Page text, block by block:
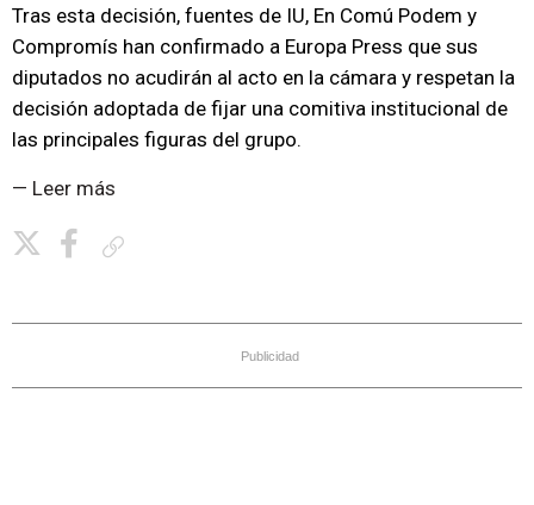
Tras esta decisión, fuentes de IU, En Comú Podem y
Compromís han confirmado a Europa Press que sus
diputados no acudirán al acto en la cámara y respetan la
decisión adoptada de fijar una comitiva institucional de
las principales figuras del grupo.
— Leer más
Publicidad